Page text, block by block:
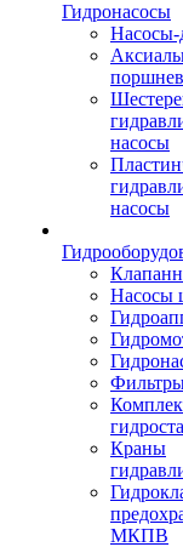
Гидронасосы
Насосы-
насосы
насосы
Насосы
Краны
МКПВ